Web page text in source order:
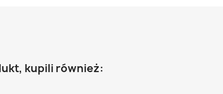
kupili również: